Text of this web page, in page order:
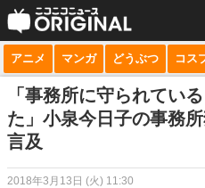
サービス一覧
niconico
動画
生放送
アニメ マンガ どうぶつ コス
「事務所に守られてい
た」小泉今日子の事務
言及
2018年3月13日 (火) 11:30